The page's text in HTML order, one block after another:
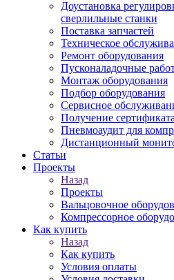
Доустановка
сверлильные станки
Поставка запчастей
Техническое
Ремонт оборудования
Пусконаладочные
Монтаж оборудования
Подбор оборудования
Сервисное
Получение
Пневмоаудит для
Дистанционный
Статьи
Проекты
Назад
Проекты
Вальцовочное
Компрессорное
Как купить
Назад
Как купить
Условия оплаты